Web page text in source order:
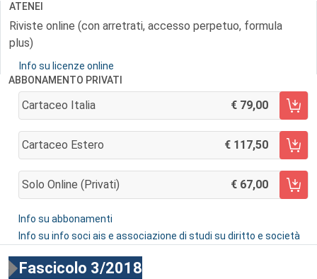
ATENEI
Riviste online (con arretrati, accesso perpetuo, formula
plus)
Info su licenze online
ABBONAMENTO PRIVATI
Cartaceo Italia 79,00
AGGIUNGI AL CARRELLO
Cartaceo Estero 117,50
AGGIUNGI AL CARRELLO
Solo Online (privati) 67,00
AGGIUNGI AL CARRELLO
Info su abbonamenti
Info su info soci ais e associazione di studi su diritto e società
Fascicolo 3/2018